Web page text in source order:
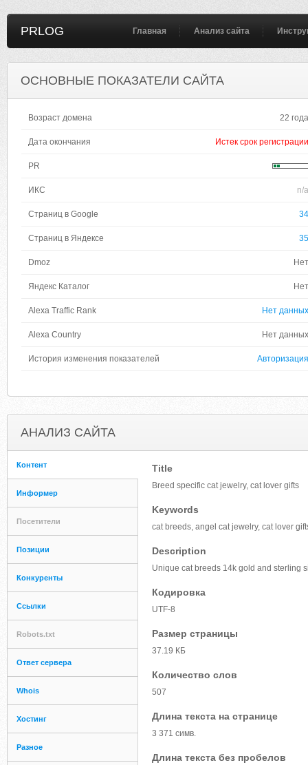
PRLOG Главная Анализ сайта
ОСНОВНЫЕ ПОКАЗАТЕЛИ САЙТА
Возраст домена 22 года
Дата окончания Истек срок регистрации
PR
ИКС n/a
Страниц в Google 34
Страниц в Яндексе 35
Dmoz Нет
Яндекс Каталог Нет
Alexa Traffic Rank Нет данных
Alexa Country Нет данных
История изменения показателей Авторизация
АНАЛИЗ САЙТА
Контент
Информер
Посетители
Позиции
Конкуренты
Ссылки
Robots.txt
Ответ сервера
Whois
Хостинг
Разное
Title
Breed specific cat jewelry, cat lover gifts
Keywords
cat breeds, angel cat jewelry, cat lover
Description
Unique cat breeds 14k gold and sterling
Кодировка
UTF-8
Размер страницы
37.19 КБ
Количество слов
507
Длина текста на странице
3 371 симв.
Длина текста без пробелов